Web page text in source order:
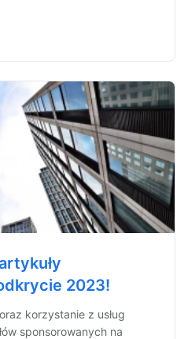
2023!
korzystanie z usług
sponsorowanych na